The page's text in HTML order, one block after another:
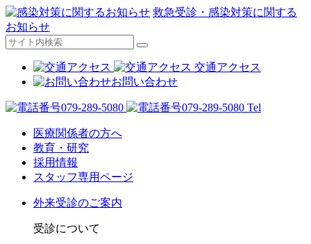
救急受診・感染対策に関する
お知らせ
交通アクセス
お問い合わせ
Tel
医療関係者の方へ
教育・研究
採用情報
スタッフ専用ページ
外来受診のご案内
受診について